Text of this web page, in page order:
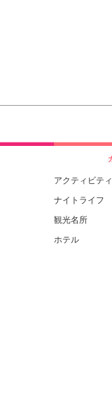
アクティビティ
ナイトライフ
観光名所
ホテル